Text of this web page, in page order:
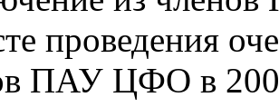
проведения
ПАУ ЦФО в